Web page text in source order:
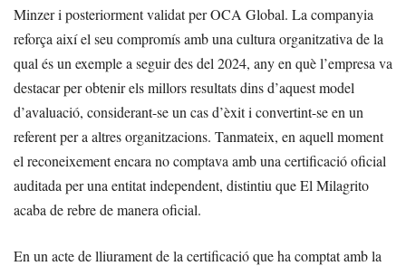
Minzer i posteriorment validat per OCA Global. La companyia
reforça així el seu compromís amb una cultura organitzativa de la
qual és un exemple a seguir des del 2024, any en què l’empresa va
destacar per obtenir els millors resultats dins d’aquest model
d’avaluació, considerant-se un cas d’èxit i convertint-se en un
referent per a altres organitzacions. Tanmateix, en aquell moment
el reconeixement encara no comptava amb una certificació oficial
auditada per una entitat independent, distintiu que El Milagrito
acaba de rebre de manera oficial.
En un acte de lliurament de la certificació que ha comptat amb la